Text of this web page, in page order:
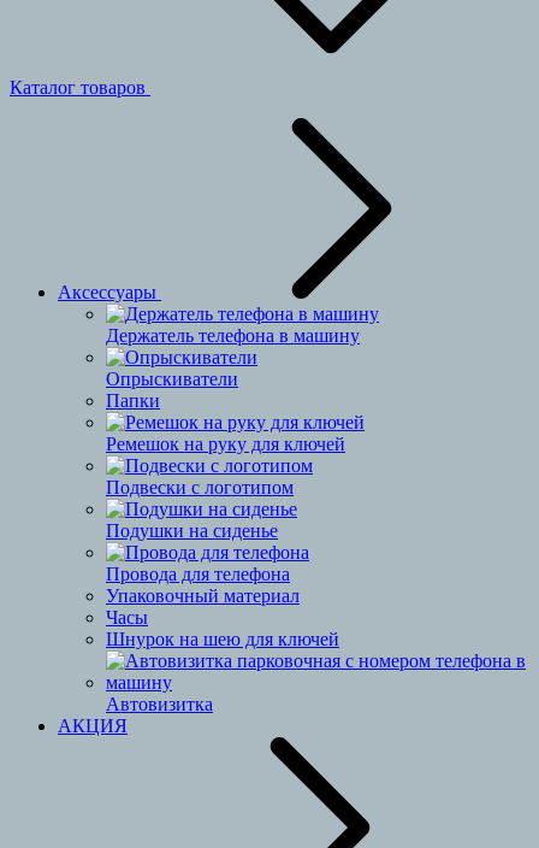
Каталог товаров
Аксессуары
Держатель телефона в машину
Опрыскиватели
Папки
Ремешок на руку для ключей
Подвески с логотипом
Подушки на сиденье
Провода для телефона
Упаковочный материал
Часы
Шнурок на шею для ключей
Автовизитка
АКЦИЯ